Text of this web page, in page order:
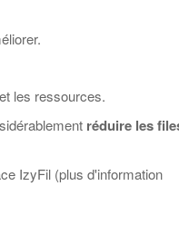
les ressources.
réduire les
IzyFil (plus d'information